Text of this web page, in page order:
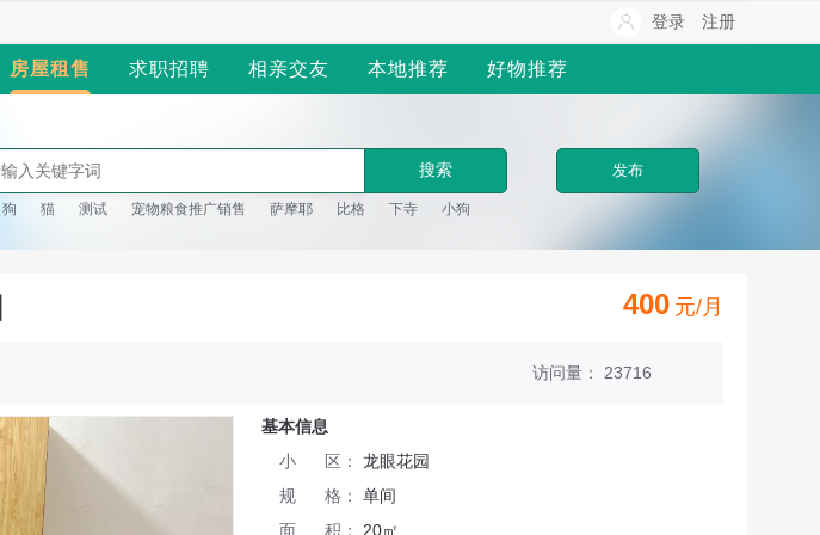
登录 注册
房屋租售 求职招聘 相亲交友 本地推荐 好物推荐
狗 猫 测试 宠物粮食推广销售 萨摩耶 比格 下寺
小狗
发布
400 元/月
访问量： 23716
基本信息
小 区：
龙眼花园
规 格：
单间
面 积：
20㎡